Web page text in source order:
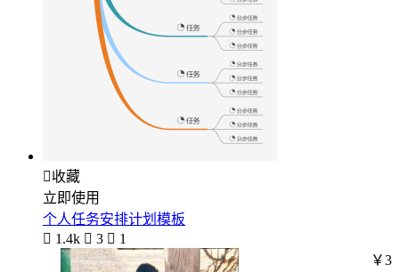
收藏
立即使用
个人任务安排计划模板
 1.4k  3  1
￥3